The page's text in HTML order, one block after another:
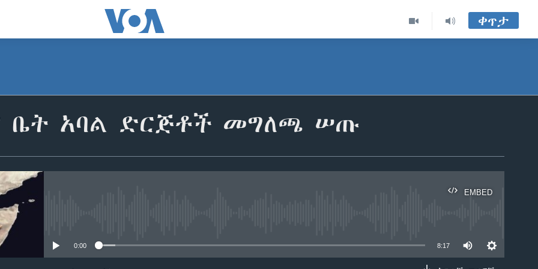
ቀጥታ
ቤት አባል ድርጅቶች መግለጫ ሠጡ
EMBED
0:00 8:17